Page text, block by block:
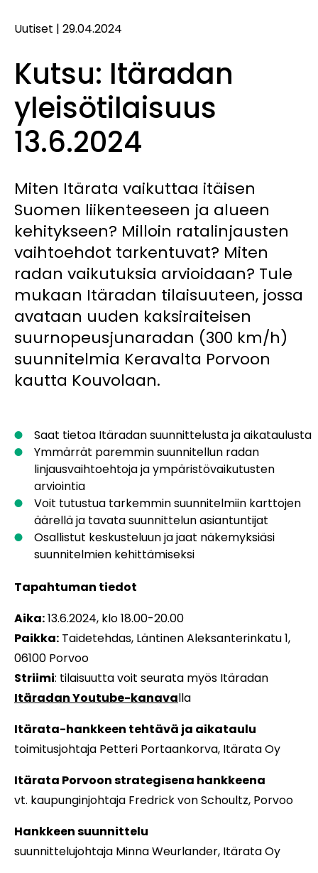
Uutiset | 29.04.2024
Kutsu: Itäradan
yleisötilaisuus
13.6.2024
Miten Itärata vaikuttaa itäisen
Suomen liikenteeseen ja alueen
kehitykseen? Milloin ratalinjausten
vaihtoehdot tarkentuvat? Miten
radan vaikutuksia arvioidaan? Tule
mukaan Itäradan tilaisuuteen, jossa
avataan uuden kaksiraiteisen
suurnopeusjunaradan (300 km/h)
suunnitelmia Keravalta Porvoon
kautta Kouvolaan.
Saat tietoa Itäradan suunnittelusta ja aikataulusta
Ymmärrät paremmin suunnitellun radan
linjausvaihtoehtoja ja ympäristövaikutusten
arviointia
Voit tutustua tarkemmin suunnitelmiin karttojen
äärellä ja tavata suunnittelun asiantuntijat
Osallistut keskusteluun ja jaat näkemyksiäsi
suunnitelmien kehittämiseksi
Tapahtuman tiedot
Aika:13.6.2024, klo 18.00-20.00
Paikka: Taidetehdas, Läntinen Aleksanterinkatu 1,
06100 Porvoo
Striimi: tilaisuutta voit seurata myös Itäradan
Itäradan Youtube-kanavalla
Itärata-hankkeen tehtävä ja aikataulu
toimitusjohtaja Petteri Portaankorva, Itärata Oy
Itärata Porvoon strategisena hankkeena
vt. kaupunginjohtaja Fredrick von Schoultz, Porvoo
Hankkeen suunnittelu
suunnittelujohtaja Minna Weurlander, Itärata Oy